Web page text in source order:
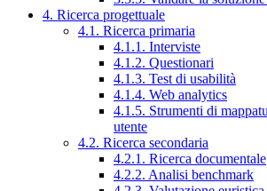
4. Ricerca progettuale
4.1. Ricerca primaria
4.1.1. Interviste
4.1.2. Questionari
4.1.3. Test di usabilità
4.1.4. Web analytics
4.1.5. Strumenti di
utente
4.2. Ricerca secondaria
4.2.1. Ricerca documentale
4.2.2. Analisi benchmark